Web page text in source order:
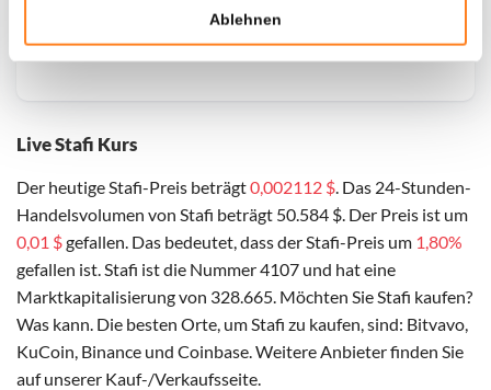
Ablehnen
Live Stafi Kurs
Der heutige Stafi-Preis beträgt0,002112 $. Das 24-Stunden-
Handelsvolumen von Stafi beträgt 50.584 $. Der Preis ist um
0,01 $gefallen. Das bedeutet, dass der Stafi-Preis um 1,80%
gefallen ist. Stafi ist die Nummer 4107 und hat eine
Marktkapitalisierung von 328.665. Möchten Sie Stafi kaufen?
Was kann. Die besten Orte, um Stafi zu kaufen, sind: Bitvavo,
KuCoin, Binance und Coinbase. Weitere Anbieter finden Sie
auf unserer Kauf-/Verkaufsseite.